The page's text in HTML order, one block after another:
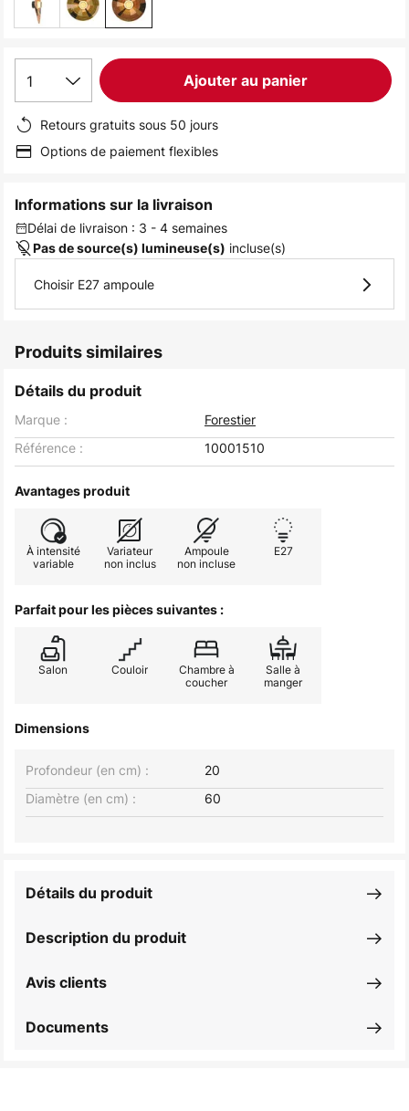
1 Ajouter au panier
Retours gratuits sous 50 jours
Options de paiement flexibles
Informations sur la livraison
Délai de livraison : 3 - 4 semaines
Pas de source(s) lumineuse(s) incluse(s)
Choisir E27 ampoule
Produits similaires
Détails du produit
Marque :
Forestier
Référence :
10001510
Avantages produit
À intensité
variable
Variateur
non inclus
Ampoule
non incluse
E27
Parfait pour les pièces suivantes :
Salon Couloir
Chambre à
coucher
Salle à
manger
Dimensions
Profondeur (en cm) :
20
Diamètre (en cm) :
60
Description du produit
Détails du produit
Avis clients
Documents